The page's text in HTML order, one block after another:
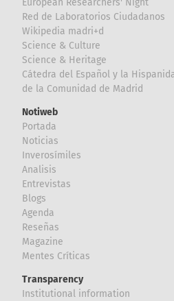
European Researchers' Night
Red de Laboratorios Ciudadanos
Wikipedia madri+d
Science & Culture
Science & Heritage
Cátedra del Español y la
de la Comunidad de Madrid
Notiweb
Portada
Noticias
Inverosímiles
Analisis
Entrevistas
Blogs
Agenda
Reseñas
Magazine
Mentes Críticas
Transparency
Institutional information